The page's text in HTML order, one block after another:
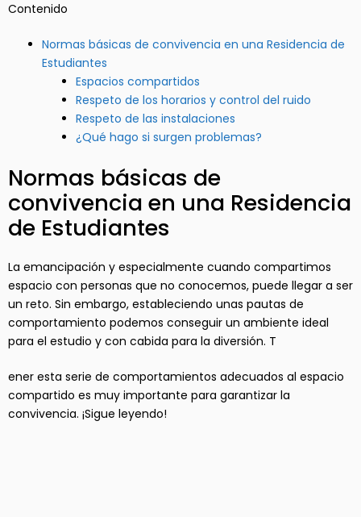
Contenido
Normas básicas de convivencia en una Residencia de
Estudiantes
Espacios compartidos
Respeto de los horarios y control del ruido
Respeto de las instalaciones
¿Qué hago si surgen problemas?
Normas básicas de
convivencia en una Residencia
de Estudiantes
La emancipación y especialmente cuando compartimos
espacio con personas que no conocemos, puede llegar a ser
un reto. Sin embargo, estableciendo unas pautas de
comportamiento podemos conseguir un ambiente ideal
para el estudio y con cabida para la diversión. T
ener esta serie de comportamientos adecuados al espacio
compartido es muy importante para garantizar la
convivencia. ¡Sigue leyendo!